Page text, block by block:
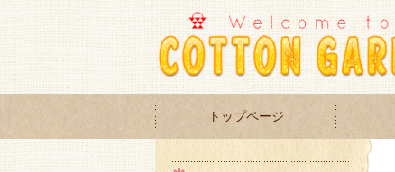
トップページ